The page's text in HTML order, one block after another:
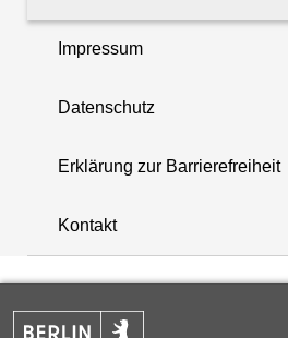
+
−
Impressum
Datenschutz
Erklärung zur Barrierefreiheit
Kontakt